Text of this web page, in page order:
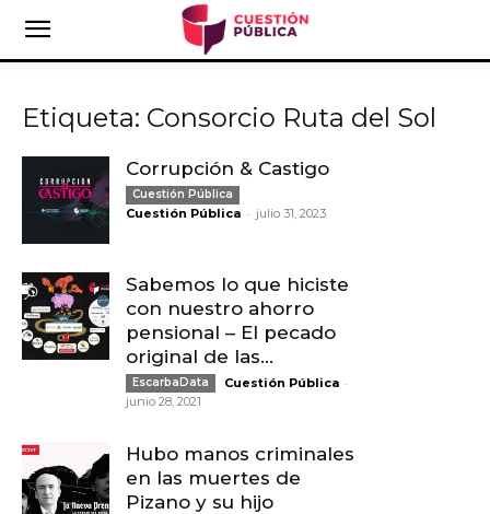
Etiqueta: Consorcio Ruta del Sol
Corrupción & Castigo
Cuestión Pública
Cuestión Pública - julio 31, 2023
Sabemos lo que hiciste
con nuestro ahorro
pensional – El pecado
original de las...
EscarbaData Cuestión Pública -
junio 28, 2021
Hubo manos criminales
en las muertes de
Pizano y su hijo